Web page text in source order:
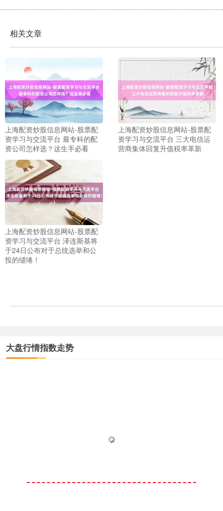
相关文章
上海配资炒股信息网站-股票配
资学习与交流平台 最专科的配
资公司怎样选？这生手必看
上海配资炒股信息网站-股票配
资学习与交流平台 三大电信运
营商集体回复升值税率革新
上海配资炒股信息网站-股票配
资学习与交流平台 泽连斯基将
于24日公布对于总统选举和公
投的缱绻！
大盘行情指数走势